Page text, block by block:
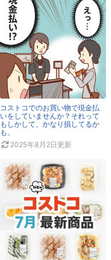
コストコでのお買い物で現金払
いをしていませんか？それって
もしかして、かなり損してるか
も。
2025年8月2日更新